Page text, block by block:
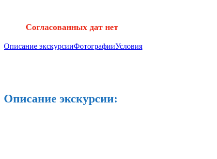
Согласованных дат нет
Описание экскурсииФотографииУсловия
Описание экскурсии: